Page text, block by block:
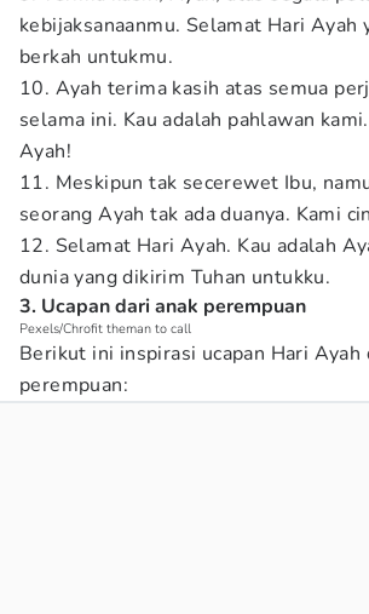
kebijaksanaanmu. Selamat Hari Ayah
berkah untukmu.
10. Ayah terima kasih atas semua
selama ini. Kau adalah pahlawan
Ayah!
11. Meskipun tak secerewet Ibu,
seorang Ayah tak ada duanya. Kami
12. Selamat Hari Ayah. Kau adalah
dunia yang dikirim Tuhan untukku.
3. Ucapan dari anak perempuan
Pexels/Chrofit theman to call
Berikut ini inspirasi ucapan Hari Ayah
perempuan: